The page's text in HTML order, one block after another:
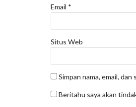
Email *
Situs Web
Simpan nama, email,
Beritahu saya akan